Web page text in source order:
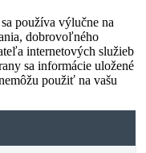
používa výlučne na
dobrovoľného
internetových služieb
sa informácie uložené
použiť na vašu